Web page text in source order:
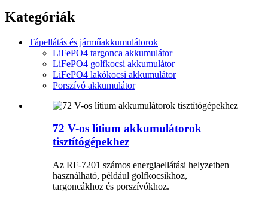
Kategóriák
Tápellátás és járműakkumulátorok
LiFePO4 targonca akkumulátor
LiFePO4 golfkocsi akkumulátor
LiFePO4 lakókocsi akkumulátor
Porszívó akkumulátor
72 V-os lítium akkumulátorok
tisztítógépekhez
Az RF-7201 számos energiaellátási helyzetben
használható, például golfkocsikhoz,
targoncákhoz és porszívókhoz.